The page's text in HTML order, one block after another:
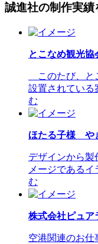
誠進社の制作実績
とこなめ観光
このたび、と
設置されてい
む
ほたる子様 や
デザインから製
メージである
む
株式会社ピュ
空港関連のお仕